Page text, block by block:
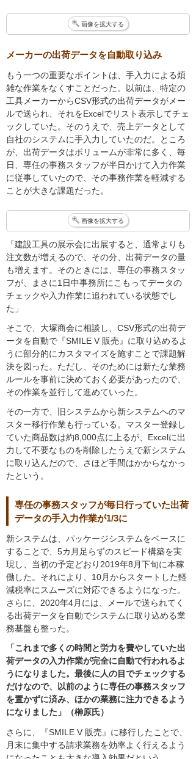
画像を拡大する
メーカーの出荷データを自動取り込み
もう一つの重要なポイントは、手入力による煩
雑な作業をなくすことだった。以前は、特定の
工具メーカーからCSV形式の出荷データがメー
ルで送られ、それをExcelでリスト表示してチェ
ックしていた。そのうえで、売上データとして
自社のシステムに手入力していたのだ。ところ
が、出荷データはボリュームが非常に多く、毎
日、専任の事務スタッフが半日かけて入力作業
に従事していたので、その事務作業を軽減する
ことが大きな課題だった。
画像を拡大する
「建設工具の展示会に出展すると、通常よりも
注文数が増えるので、その分、出荷データの量
も増えます。そのときには、専任の事務スタッ
フが、まさに1日中事務所にこもってデータの
チェックや入力作業に追われている状態でし
た」
そこで、大塚商会に相談し、CSV形式の出荷デ
ータを自動で『SMILE V 販売』に取り込めるよ
うに部分的にカスタマイズを施すことで課題解
決を図った。ただし、そのためには新たな業務
ルールを事前に決めておく必要があったので、
その作業を並行して進めていった。
その一方で、旧システムから新システムへのマ
スター移行作業も行っている。マスター登録し
ていた商品数は約8,000点に上るが、Excelに出
力して不要なものを削除したうえで新システム
に取り込んだので、さほど手間はかからなかっ
たという。
専任の事務スタッフが毎日行っていた出荷
データの手入力作業が1/3に
新システムは、パッケージシステムをベースに
することで、5カ月足らずのスピード構築を実
現し、当初の予定どおり2019年8月下旬に本稼
働した。それにより、10月からスタートした軽
減税率にスムーズに対応できるようになった。
さらに、2020年4月には、メールで送られてく
る出荷データを自動でシステムに取り込める業
務基盤も整った。
「これまで多くの時間と労力を費やしていた出
荷データの入力作業が完全に自動で行われるよ
うになりました。最後に人の目でチェックする
だけなので、以前のように専任の事務スタッフ
を置かずに済み、ほかの業務に注力できるよう
になりました」（榊原氏）
さらに、『SMILE V 販売』に移行したことで、
月末に集中する請求業務を効率よく行えるよう